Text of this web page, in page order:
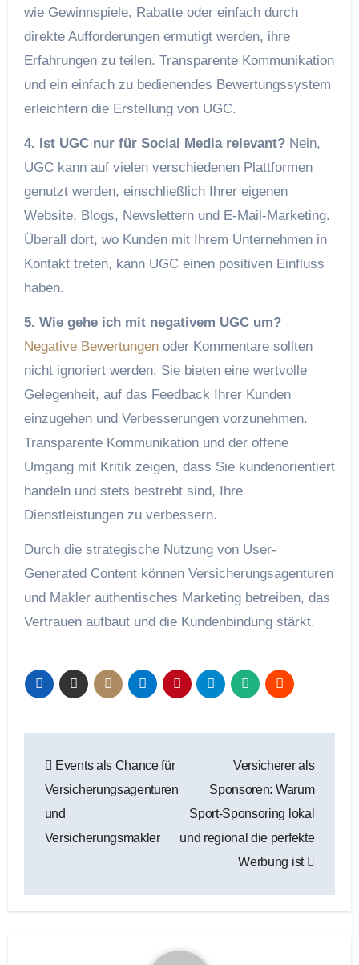
wie Gewinnspiele, Rabatte oder einfach durch
direkte Aufforderungen ermutigt werden, ihre
Erfahrungen zu teilen. Transparente Kommunikation
und ein einfach zu bedienendes Bewertungssystem
erleichtern die Erstellung von UGC.
4. Ist UGC nur für Social Media relevant?Nein,
UGC kann auf vielen verschiedenen Plattformen
genutzt werden, einschließlich Ihrer eigenen
Website, Blogs, Newslettern und E-Mail-Marketing.
Überall dort, wo Kunden mit Ihrem Unternehmen in
Kontakt treten, kann UGC einen positiven Einfluss
haben.
5. Wie gehe ich mit negativem UGC um?
Negative Bewertungenoder Kommentare sollten
nicht ignoriert werden. Sie bieten eine wertvolle
Gelegenheit, auf das Feedback Ihrer Kunden
einzugehen und Verbesserungen vorzunehmen.
Transparente Kommunikation und der offene
Umgang mit Kritik zeigen, dass Sie kundenorientiert
handeln und stets bestrebt sind, Ihre
Dienstleistungen zu verbessern.
Durch die strategische Nutzung von User-
Generated Content können Versicherungsagenturen
und Makler authentisches Marketing betreiben, das
Vertrauen aufbaut und die Kundenbindung stärkt.
Events als Chance für
Versicherungsagenturen
und
Versicherungsmakler
Versicherer als
Sponsoren: Warum
Sport-Sponsoring lokal
und regional die perfekte
Werbung ist